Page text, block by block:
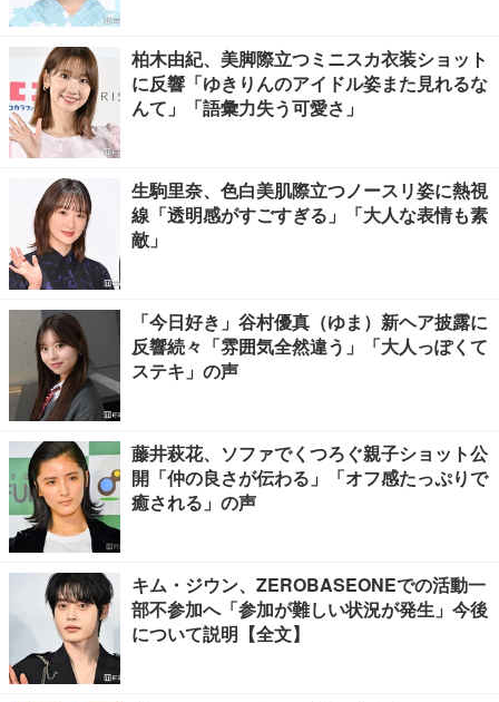
柏木由紀、美脚際立つミニスカ衣装ショット
に反響「ゆきりんのアイドル姿また見れるな
んて」「語彙力失う可愛さ」
生駒里奈、色白美肌際立つノースリ姿に熱視
線「透明感がすごすぎる」「大人な表情も素
敵」
「今日好き」谷村優真（ゆま）新ヘア披露に
反響続々「雰囲気全然違う」「大人っぽくて
ステキ」の声
藤井萩花、ソファでくつろぐ親子ショット公
開「仲の良さが伝わる」「オフ感たっぷりで
癒される」の声
キム・ジウン、ZEROBASEONEでの活動一
部不参加へ「参加が難しい状況が発生」今後
について説明【全文】